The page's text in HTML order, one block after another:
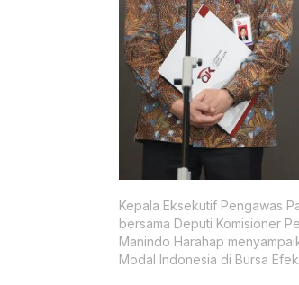
Kepala Eksekutif Pengawas
bersama Deputi Komisioner
Manindo Harahap
Modal Indonesia di Bursa